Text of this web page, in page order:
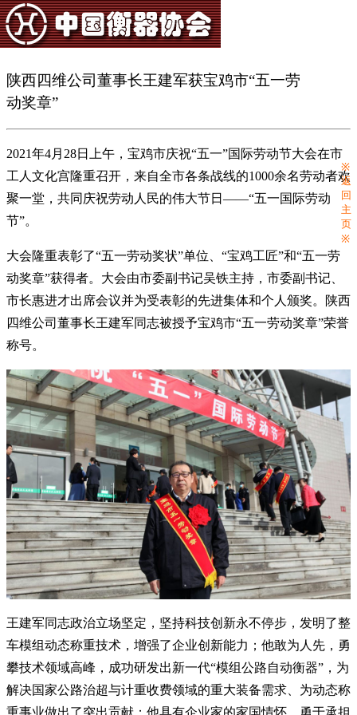
陕西四维公司董事长王建军获宝鸡市“五一劳
动奖章”
2021年4月28日上午，宝鸡市庆祝“五一”国际劳动节大会在市
工人文化宫隆重召开，来自全市各条战线的1000余名劳动者欢
聚一堂，共同庆祝劳动人民的伟大节日——“五一国际劳动
节”。
大会隆重表彰了“五一劳动奖状”单位、“宝鸡工匠”和“五一劳
动奖章”获得者。大会由市委副书记吴铁主持，市委副书记、
市长惠进才出席会议并为受表彰的先进集体和个人颁奖。陕西
四维公司董事长王建军同志被授予宝鸡市“五一劳动奖章”荣誉
称号。
王建军同志政治立场坚定，坚持科技创新永不停步，发明了整
车模组动态称重技术，增强了企业创新能力；他敢为人先，勇
攀技术领域高峰，成功研发出新一代“模组公路自动衡器”，为
解决国家公路治超与计重收费领域的重大装备需求、为动态称
※
返
回
主
页
※